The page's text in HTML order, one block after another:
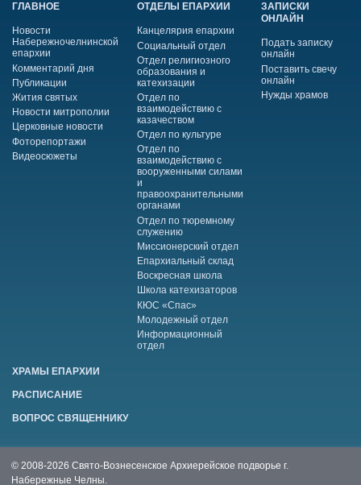
ГЛАВНОЕ
Новости
Набережночелнинской
епархии
Комментарий дня
Публикации
Жития святых
Новости митрополии
Церковные новости
Фоторепортажи
Видеосюжеты
ОТДЕЛЫ ЕПАРХИИ
Канцелярия епархии
Социальный отдел
Отдел религиозного
образования и
катехизации
Отдел по
взаимодействию с
казачеством
Отдел по культуре
Отдел по
взаимодействию с
вооруженными силами
и
правоохранительными
органами
Отдел по тюремному
служению
Миссионерский отдел
Епархиальный склад
Воскресная школа
Школа катехизаторов
КЮС «Спас»
Молодежный отдел
Информационный
отдел
ЗАПИСКИ
ОНЛАЙН
Подать записку
онлайн
Поставить свечу
онлайн
Нужды храмов
ХРАМЫ ЕПАРХИИ
РАСПИСАНИЕ
ВОПРОС СВЯЩЕННИКУ
© 2008-2026 Свято-Вознесенское Архиерейское подворье г.
Набережные Челны.